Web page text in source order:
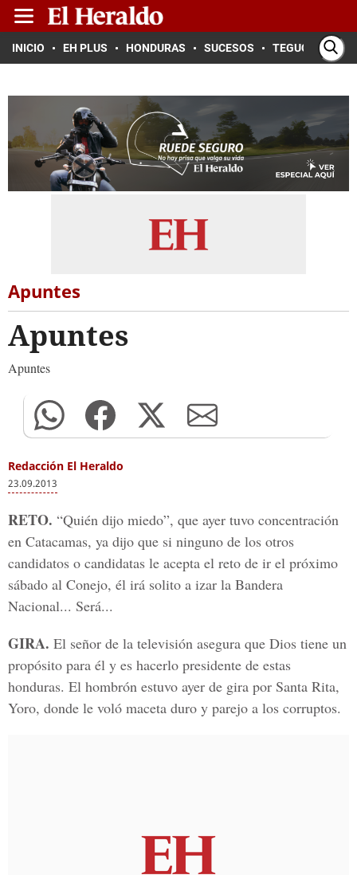
INICIO EH PLUS HONDURAS SUCESOS TEGUCIGALPA
Apuntes
Apuntes
Apuntes
Redacción El Heraldo
23.09.2013
RETO. “Quién dijo miedo”, que ayer tuvo concentración
en Catacamas, ya dijo que si ninguno de los otros
candidatos o candidatas le acepta el reto de ir el próximo
sábado al Conejo, él irá solito a izar la Bandera
Nacional... Será...
GIRA. El señor de la televisión asegura que Dios tiene un
propósito para él y es hacerlo presidente de estas
honduras. El hombrón estuvo ayer de gira por Santa Rita,
Yoro, donde le voló maceta duro y parejo a los corruptos.